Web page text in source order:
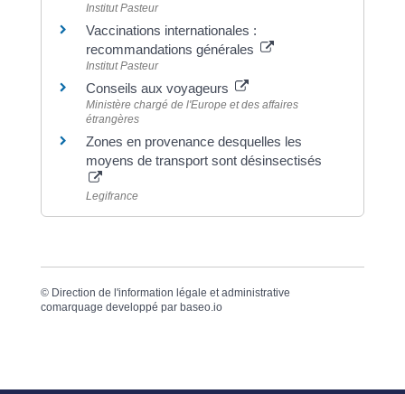
Institut Pasteur
Vaccinations internationales :
recommandations générales
Institut Pasteur
Conseils aux voyageurs
Ministère chargé de l'Europe et des affaires
étrangères
Zones en provenance desquelles les
moyens de transport sont désinsectisés
Legifrance
© Direction de l'information légale et administrative
comarquage developpé par baseo.io